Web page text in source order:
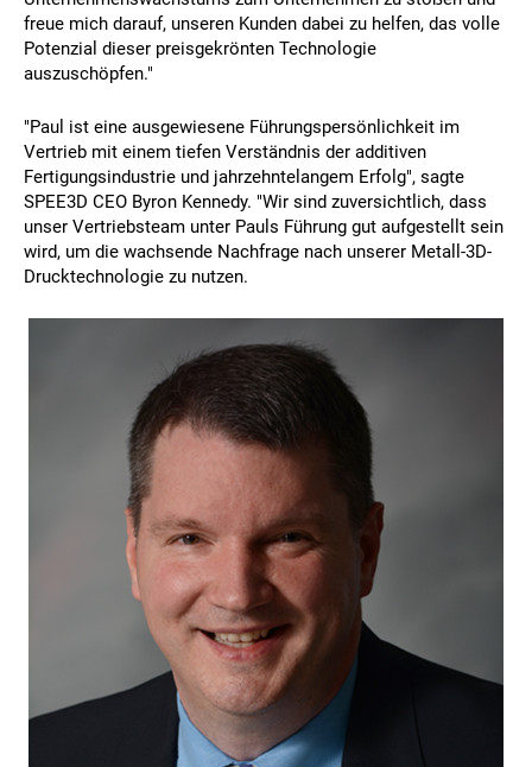
freue mich darauf, unseren Kunden dabei zu helfen, das volle
Potenzial dieser preisgekrönten Technologie
auszuschöpfen."
"Paul ist eine ausgewiesene Führungspersönlichkeit im
Vertrieb mit einem tiefen Verständnis der additiven
Fertigungsindustrie und jahrzehntelangem Erfolg", sagte
SPEE3D CEO Byron Kennedy. "Wir sind zuversichtlich, dass
unser Vertriebsteam unter Pauls Führung gut aufgestellt sein
wird, um die wachsende Nachfrage nach unserer Metall-3D-
Drucktechnologie zu nutzen.